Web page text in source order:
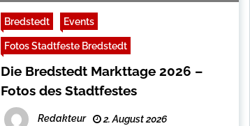
Bredstedt Events
Fotos Stadtfeste Bredstedt
Die Bredstedt Markttage 2026 –
Fotos des Stadtfestes
Redakteur 2. August 2026